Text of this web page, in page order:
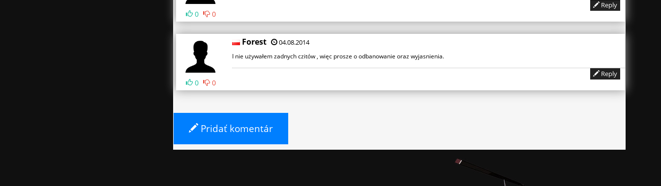
0 0
Reply
0 0
Forest 04.08.2014
I nie używałem zadnych czitów , więc prosze o odbanowanie oraz wyjasnienia.
Reply
Pridať komentár